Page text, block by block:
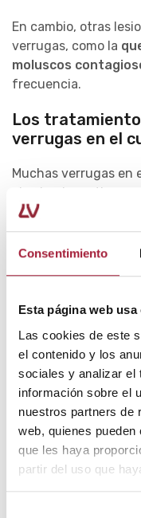
Consentimiento
Esta página web usa
Las cookies de este
el contenido y los
sociales y analizar el
información sobre el
nuestros partners de
web, quienes
que les haya
partir del uso que
En cambio, otras
verrugas, como la
moluscos
frecuencia.
Los
verrugas en el
Muchas verrugas en
al cabo de un
recurrir en el mismo
Po ello, la forma de
La primera opción
cuellosuelen ser los
queratolíticos.
Entre ellos, destaca
concentraciones
oclusión, mediante